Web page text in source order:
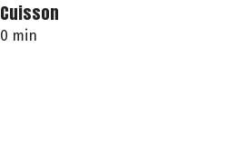
Cuisson
0 min